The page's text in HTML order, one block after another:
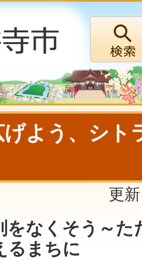
よう、シト
更
をなくそう～
るまちに